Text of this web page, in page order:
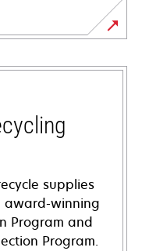
supplies
award-winning
Program and
Program.